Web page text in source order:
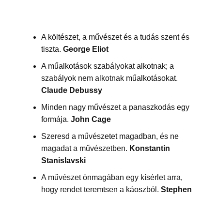
A költészet, a művészet és a tudás szent és
tiszta. George Eliot
A műalkotások szabályokat alkotnak; a
szabályok nem alkotnak műalkotásokat.
Claude Debussy
Minden nagy művészet a panaszkodás egy
formája. John Cage
Szeresd a művészetet magadban, és ne
magadat a művészetben. Konstantin
Stanislavski
A művészet önmagában egy kísérlet arra,
hogy rendet teremtsen a káoszból. Stephen